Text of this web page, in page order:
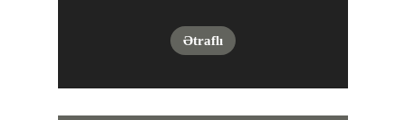
Ətraflı